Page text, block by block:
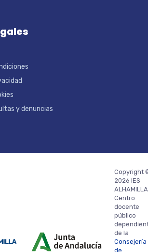
y denuncias
Copyright
2026 IES
Centro
docente
público
de la
Consejería
de